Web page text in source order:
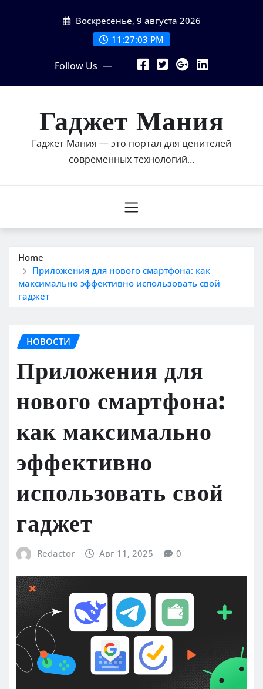
Воскресенье, 9 августа 2026
11:27:04 PM
Follow Us
Гаджет Мания
Гаджет Мания — это портал для ценителей
современных технологий…
Home
Приложения для нового смартфона: как
максимально эффективно использовать свой
гаджет
НОВОСТИ
Приложения для
нового смартфона:
как максимально
эффективно
использовать свой
гаджет
Redactor Авг 11, 2025 0